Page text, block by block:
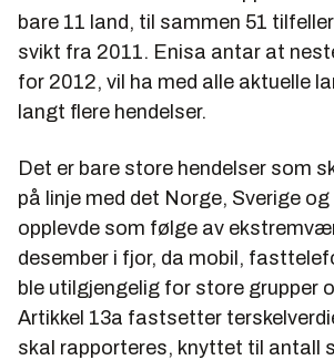
bare 11 land, til sammen 51
svikt fra 2011. Enisa antar at
for 2012, vil ha med alle aktuelle
langt flere hendelser.
Det er bare store hendelser som
på linje med det Norge, Sverige
opplevde som følge av
desember i fjor, da mobil,
ble utilgjengelig for store grupper
Artikkel 13a fastsetter
skal rapporteres, knyttet til antall